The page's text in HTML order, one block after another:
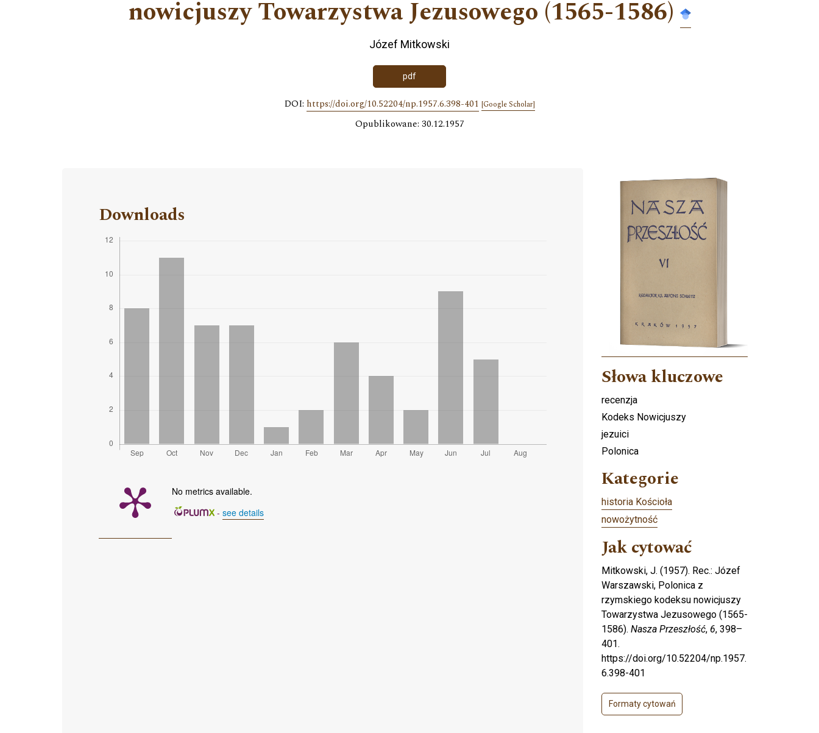
nowicjuszy Towarzystwa Jezusowego (1565-1586)
Józef Mitkowski
pdf
DOI: https://doi.org/10.52204/np.1957.6.398-401 [Google Scholar]
Opublikowane: 30.12.1957
Downloads
No metrics available.
- see details
Cover image
Słowa kluczowe
recenzja
Kodeks Nowicjuszy
jezuici
Polonica
Kategorie
historia Kościoła
nowożytność
Jak cytować
Mitkowski, J. (1957). Rec.: Józef
Warszawski, Polonica z
rzymskiego kodeksu nowicjuszy
Towarzystwa Jezusowego (1565-
1586). Nasza Przeszłość, 6, 398–
401.
https://doi.org/10.52204/np.1957.
6.398-401
Formaty cytowań